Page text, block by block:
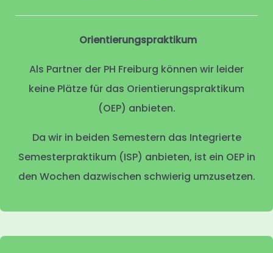
Orientierungspraktikum
Als Partner der PH Freiburg können wir leider
keine Plätze für das Orientierungspraktikum
(OEP) anbieten.
Da wir in beiden Semestern das Integrierte
Semesterpraktikum (ISP) anbieten, ist ein OEP in
den Wochen dazwischen schwierig umzusetzen.